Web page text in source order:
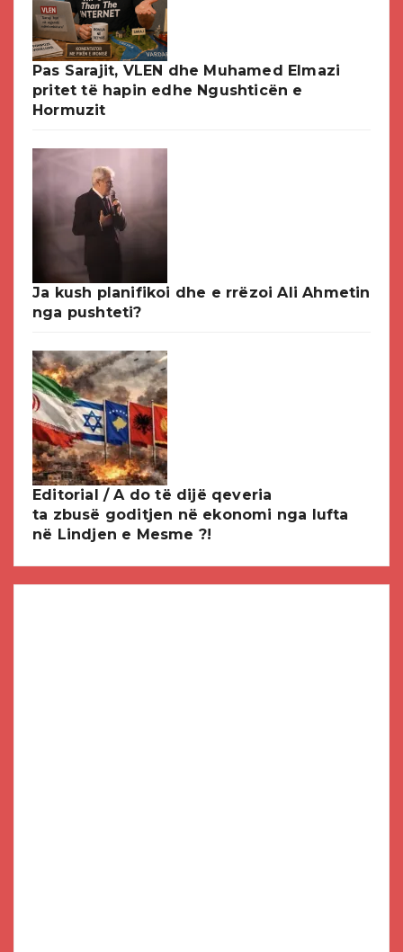
Pas Sarajit, VLEN dhe Muhamed Elmazi
pritet të hapin edhe Ngushticën e
Hormuzit
Ja kush planifikoi dhe e rrëzoi Ali Ahmetin
nga pushteti?
Editorial / A do të dijë qeveria
ta zbusë goditjen në ekonomi nga lufta
në Lindjen e Mesme ?!